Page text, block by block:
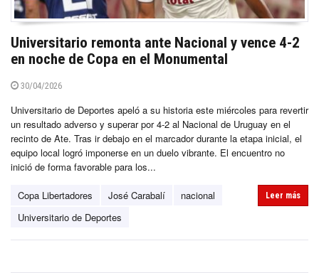
Universitario remonta ante Nacional y vence 4-2
en noche de Copa en el Monumental
30/04/2026
Universitario de Deportes apeló a su historia este miércoles para revertir
un resultado adverso y superar por 4-2 al Nacional de Uruguay en el
recinto de Ate. Tras ir debajo en el marcador durante la etapa inicial, el
equipo local logró imponerse en un duelo vibrante. El encuentro no
inició de forma favorable para los...
Copa Libertadores José Carabalí
nacional
Universitario de Deportes
Leer más